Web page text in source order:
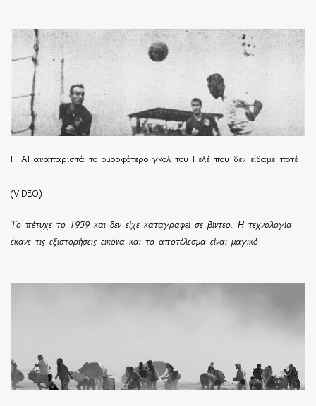
Η ΑΙ αναπαριστά το ομορφότερο γκολ του Πελέ που δεν είδαμε ποτέ
(VIDEO)
Το πέτυχε το 1959 και δεν είχε καταγραφεί σε βίντεο. Η τεχνολογία
έκανε τις εξιστορήσεις εικόνα και το αποτέλεσμα είναι μαγικό